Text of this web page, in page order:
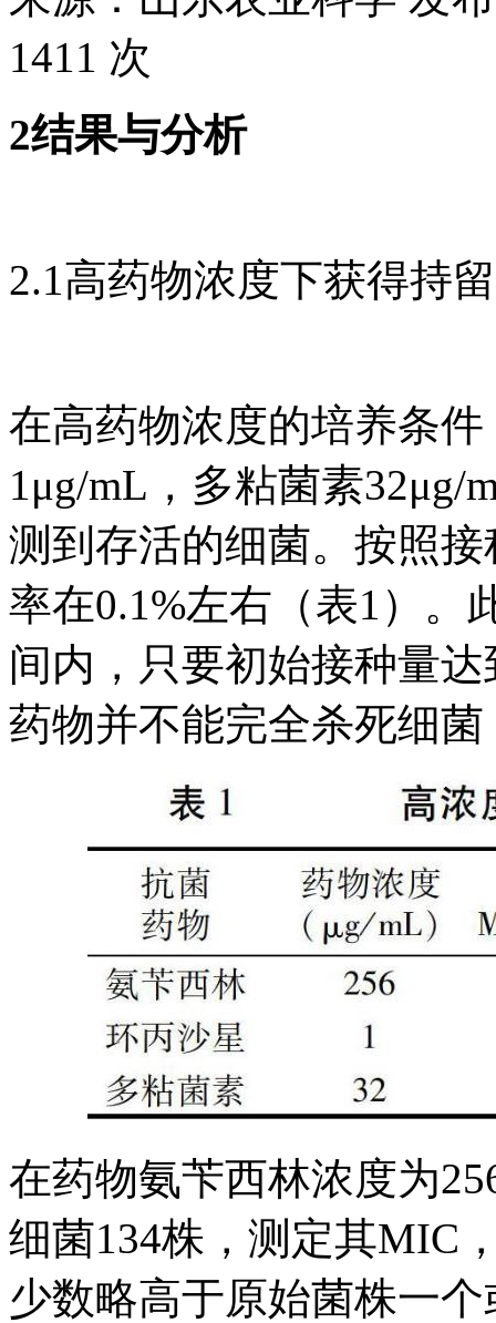
1411 次
2结果与分析
2.1高药物浓度下获得持
在高药物浓度的培养条
1μg/mL，多粘菌素32μg/
测到存活的细菌。按照
率在0.1%左右（表1）。
间内，只要初始接种量
药物并不能完全杀死细
在药物氨苄西林浓度为
细菌134株，测定其MIC
少数略高于原始菌株一